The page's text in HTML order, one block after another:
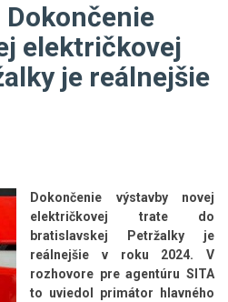
Dokončenie
električkovej
je reálnejšie
Dokončenie výstavby novej
električkovej trate do
bratislavskej Petržalky je
reálnejšie v roku 2024. V
rozhovore pre agentúru SITA
to uviedol primátor hlavného